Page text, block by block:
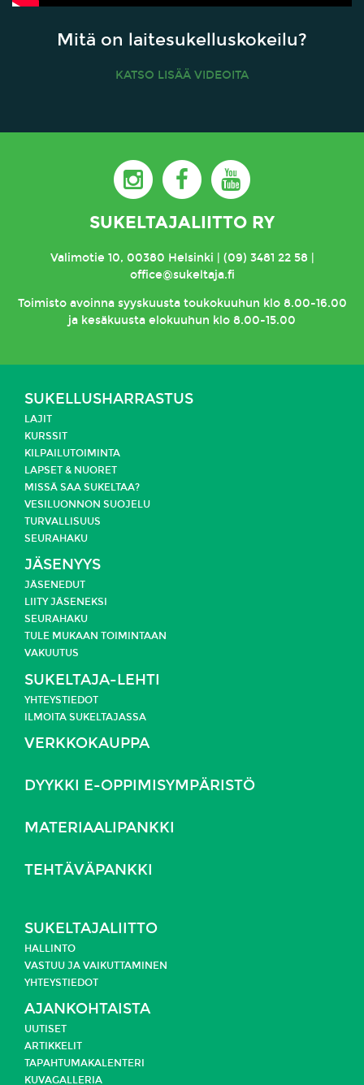
Mitä on laitesukelluskokeilu?
KATSO LISÄÄ VIDEOITA
SUKELTAJALIITTO RY
Valimotie 10, 00380 Helsinki | (09) 3481 22 58 |
office@sukeltaja.fi
Toimistoavoinna syyskuusta toukokuuhun klo 8.00-16.00
ja kesäkuusta elokuuhun klo 8.00-15.00
SUKELLUSHARRASTUS
LAJIT
KURSSIT
KILPAILUTOIMINTA
LAPSET & NUORET
MISSÄ SAA SUKELTAA?
VESILUONNON SUOJELU
TURVALLISUUS
SEURAHAKU
JÄSENYYS
JÄSENEDUT
LIITY JÄSENEKSI
SEURAHAKU
TULE MUKAAN TOIMINTAAN
VAKUUTUS
SUKELTAJA-LEHTI
YHTEYSTIEDOT
ILMOITA SUKELTAJASSA
VERKKOKAUPPA
DYYKKI E-OPPIMISYMPÄRISTÖ
MATERIAALIPANKKI
TEHTÄVÄPANKKI
SUKELTAJALIITTO
HALLINTO
VASTUU JA VAIKUTTAMINEN
YHTEYSTIEDOT
AJANKOHTAISTA
UUTISET
ARTIKKELIT
TAPAHTUMAKALENTERI
KUVAGALLERIA